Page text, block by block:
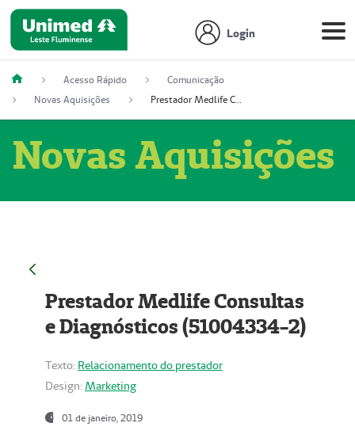
Login
Acesso Rápido
Comunicação
Novas Aquisições
Prestador Medlife Consultas e Diagnósticos (51004334-2)
Novas Aquisições
Prestador Medlife Consultas
e Diagnósticos (51004334-2)
Texto: Relacionamento do prestador
Design: Marketing
01 de janeiro, 2019